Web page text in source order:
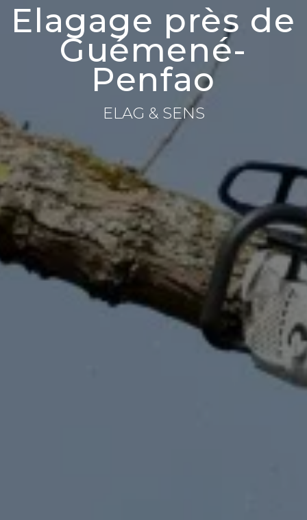
Elagage près de
Guémené-
Penfao
ELAG & SENS